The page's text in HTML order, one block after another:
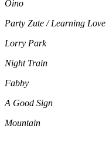
Oino
Party Zute / Learning Love
Lorry Park
Night Train
Fabby
A Good Sign
Mountain